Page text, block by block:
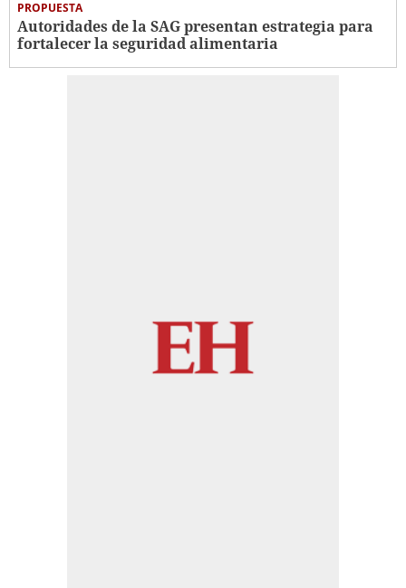
PROPUESTA
Autoridades de la SAG presentan estrategia para
fortalecer la seguridad alimentaria